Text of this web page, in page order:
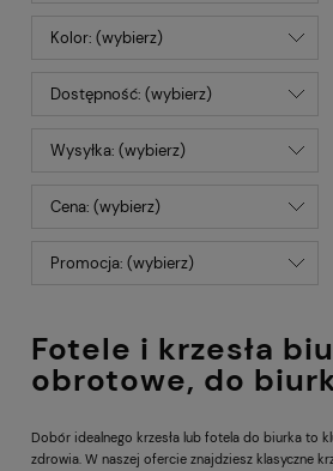
Kolor: (wybierz)
Dostępność: (wybierz)
Wysyłka: (wybierz)
Cena: (wybierz)
Promocja: (wybierz)
Fotele i krzesła
obrotowe, do
Dobór idealnego krzesła lub fotela do biurka to
zdrowia. W naszej ofercie znajdziesz klasyczne